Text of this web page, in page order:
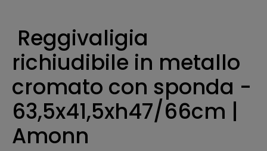
Reggivaligia
richiudibile in metallo
cromato con sponda -
63,5x41,5xh47/66cm |
Amonn